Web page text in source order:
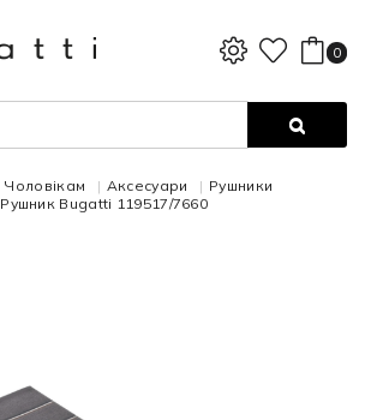
0
Чоловікам Аксесуари
Рушники
Рушник Bugatti 119517/7660